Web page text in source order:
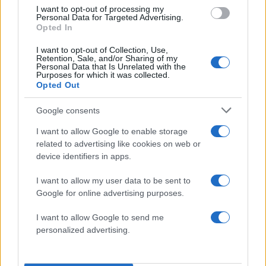
I want to opt-out of processing my
Personal Data for Targeted Advertising.
Opted In
I want to opt-out of Collection, Use,
Retention, Sale, and/or Sharing of my
Personal Data that Is Unrelated with the
Purposes for which it was collected.
Opted Out
Google consents
I want to allow Google to enable storage
related to advertising like cookies on web or
device identifiers in apps.
I want to allow my user data to be sent to
Google for online advertising purposes.
I want to allow Google to send me
personalized advertising.
Υποβολή σχολίου
Όροι Χρήσης. Το site προστατεύεται από reCAPTCHA, ισχύουν
Πολιτική Απορρήτου
Share:
ενημερωθείτε πρώτοι για όλη την ειδησεογραφία και τα
τελευταία νέατης ημέρας